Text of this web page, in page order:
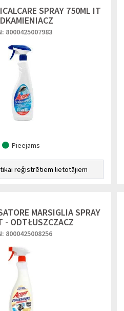
SPRAY 750ML IT
8000425007983
Pieejams
reģistrētiem lietotājiem
MARSIGLIA SPRAY
- ODTŁUSZCZACZ
8000425008256